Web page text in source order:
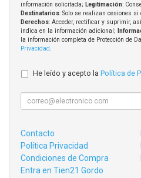
información solicitada; Legitimación:
Destinatarios: Solo se realizan cesiones
Derechos: Acceder, rectificar y suprimir,
indica en la información adicional;
la información completa de Protección de
Privacidad.
He leído y acepto la Política de
Contacto
Política Privacidad
Condiciones de Compra
Entra en Tien21 Gordo